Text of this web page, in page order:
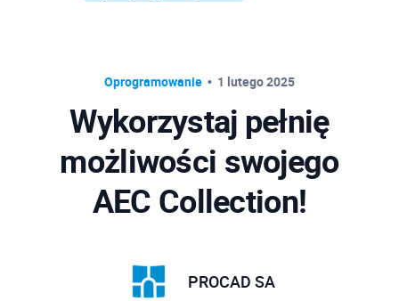
Oprogramowanie 1 lutego 2025
Wykorzystaj pełnię
możliwości swojego
AEC Collection!
PROCAD SA